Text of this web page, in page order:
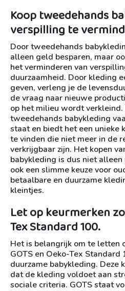
Koop tweedehands
verspilling te
Door tweedehands
alleen geld besparen, maar
het verminderen van
duurzaamheid. Door kleding
geven, verleng je de
de vraag naar nieuwe
op het milieu wordt verkleind.
tweedehands babykleding
staat en biedt het een unieke
te vinden die niet meer in de
verkrijgbaar zijn. Het kopen
babykleding is dus niet
ook een slimme keuze voor
betaalbare en duurzame
kleintjes.
Let op keurmerken
Tex Standard 100.
Het is belangrijk om te letten
GOTS en Oeko-Tex Standard
duurzame babykleding. Deze
dat de kleding voldoet aan
sociale criteria. GOTS staat